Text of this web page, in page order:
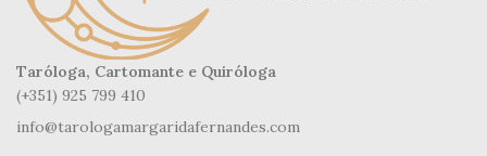
Taróloga, Cartomante e Quiróloga
(+351) 925 799 410
info@tarologamargaridafernandes.com